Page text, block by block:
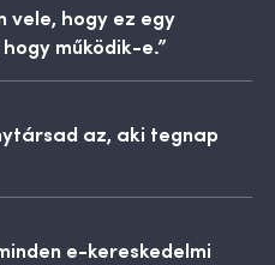
vele, hogy ez egy
működik-e.”
az, aki tegnap
e-kereskedelmi